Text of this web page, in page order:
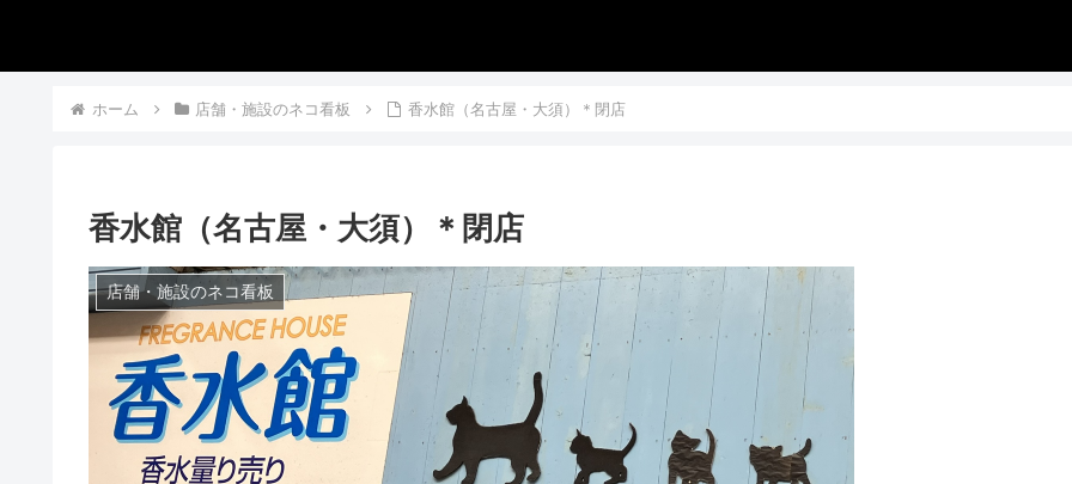
ホーム 店舗・施設のネコ看板 香水館（名古屋・大須）＊閉店
香水館（名古屋・大須）＊閉店
店舗・施設のネコ看板